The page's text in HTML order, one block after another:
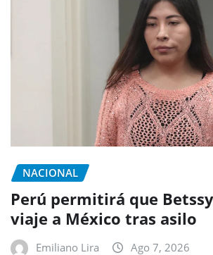
NACIONAL
Perú permitirá que
viaje a México tras asilo
Emiliano Lira Ago 7, 2026